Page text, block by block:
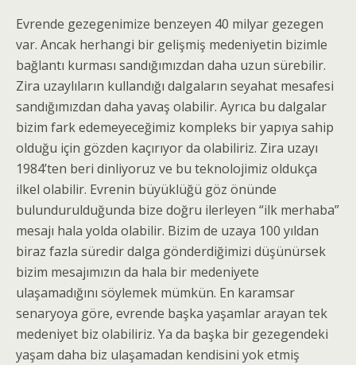
Evrende gezegenimize benzeyen 40 milyar gezegen
var. Ancak herhangi bir gelişmiş medeniyetin bizimle
bağlantı kurması sandığımızdan daha uzun sürebilir.
Zira uzaylıların kullandığı dalgaların seyahat mesafesi
sandığımızdan daha yavaş olabilir. Ayrıca bu dalgalar
bizim fark edemeyeceğimiz kompleks bir yapıya sahip
olduğu için gözden kaçırıyor da olabiliriz. Zira uzayı
1984’ten beri dinliyoruz ve bu teknolojimiz oldukça
ilkel olabilir. Evrenin büyüklüğü göz önünde
bulundurulduğunda bize doğru ilerleyen “ilk merhaba”
mesajı hala yolda olabilir. Bizim de uzaya 100 yıldan
biraz fazla süredir dalga gönderdiğimizi düşünürsek
bizim mesajımızın da hala bir medeniyete
ulaşamadığını söylemek mümkün. En karamsar
senaryoya göre, evrende başka yaşamlar arayan tek
medeniyet biz olabiliriz. Ya da başka bir gezegendeki
yaşam daha biz ulaşamadan kendisini yok etmiş